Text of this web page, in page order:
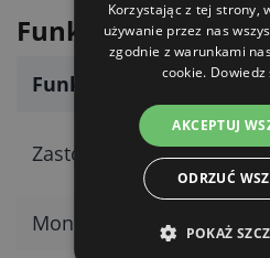
Funkcje
Funkcja
Zastosowanie
Montaż
Korzystając z tej strony,
używanie przez nas
zgodnie z warunkami
cookie. Dowiedz
AKCEPTUJ
ODRZUĆ
POKAŻ